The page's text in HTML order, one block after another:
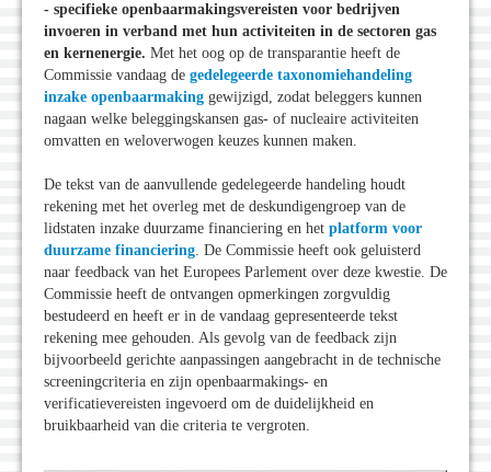
- specifieke openbaarmakingsvereisten voor bedrijven
invoeren in verband met hun activiteiten in de sectoren gas
en kernenergie. Met het oog op de transparantie heeft de
Commissie vandaag de gedelegeerde taxonomiehandeling
inzake openbaarmaking gewijzigd, zodat beleggers kunnen
nagaan welke beleggingskansen gas- of nucleaire activiteiten
omvatten en weloverwogen keuzes kunnen maken.
De tekst van de aanvullende gedelegeerde handeling houdt
rekening met het overleg met de deskundigengroep van de
lidstaten inzake duurzame financiering en het platform voor
duurzame financiering. De Commissie heeft ook geluisterd
naar feedback van het Europees Parlement over deze kwestie. De
Commissie heeft de ontvangen opmerkingen zorgvuldig
bestudeerd en heeft er in de vandaag gepresenteerde tekst
rekening mee gehouden. Als gevolg van de feedback zijn
bijvoorbeeld gerichte aanpassingen aangebracht in de technische
screeningcriteria en zijn openbaarmakings- en
verificatievereisten ingevoerd om de duidelijkheid en
bruikbaarheid van die criteria te vergroten.